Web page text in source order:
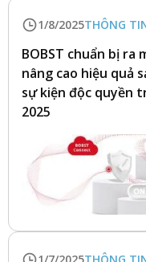
1/8/2025THÔNG
BOBST chuẩn bị ra
nâng cao hiệu quả
sự kiện độc quyền
2025